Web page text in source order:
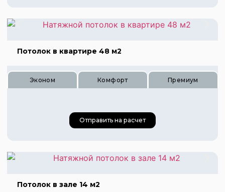
Цена 900 руб.
Цена 1200 руб.
Потолок в квартире 48 м2
Эконом Комфорт Премиум
Цена 1680 руб.
Отправить на расчет
Потолок в зале 14 м2